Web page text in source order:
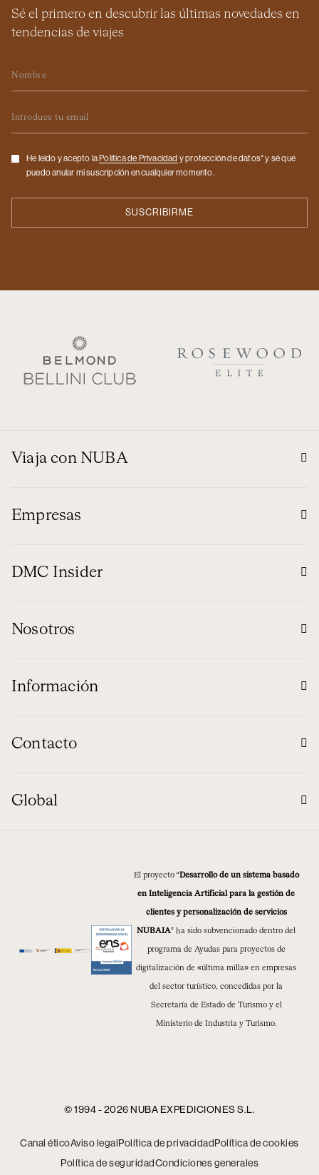
Sé el primero en descubrir las últimas novedades en
tendencias de viajes
Checkbox
He leído y acepto la Politica de Privacidad y protección de datos* y sé que
puedo anular mi suscripción en cualquier momento.
Viaja con NUBA
Empresas
DMC Insider
Nosotros
Información
Contacto
Global
El proyecto “Desarrollo de un sistema basado
en Inteligencia Artificial para la gestión de
clientes y personalización de servicios
NUBAIA” ha sido subvencionado dentro del
programa de Ayudas para proyectos de
digitalización de «última milla» en empresas
del sector turístico, concedidas por la
Secretaría de Estado de Turismo y el
Ministerio de Industria y Turismo.
© 1994 - 2026 NUBA EXPEDICIONES S.L.
Canal éticoAviso legal Política de privacidad Política de cookies
Política de seguridad Condiciones generales